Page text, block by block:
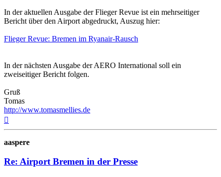
In der aktuellen Ausgabe der Flieger Revue ist ein mehrseitiger
Bericht über den Airport abgedruckt, Auszug hier:
Flieger Revue: Bremen im Ryanair-Rausch
In der nächsten Ausgabe der AERO International soll ein
zweiseitiger Bericht folgen.
Gruß
Tomas
http://www.tomasmellies.de
aaspere
Re: Airport Bremen in der Presse